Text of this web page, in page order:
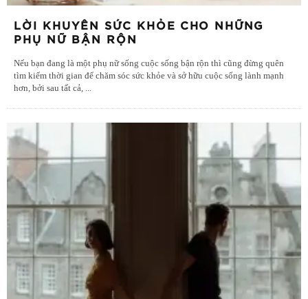
LỜI KHUYÊN SỨC KHỎE CHO NHỮNG
PHỤ NỮ BẬN RỘN
Nếu bạn đang là một phụ nữ sống cuộc sống bận rộn thì cũng đừng quên
tìm kiếm thời gian để chăm sóc sức khỏe và sở hữu cuộc sống lành mạnh
hơn, bởi sau tất cả,